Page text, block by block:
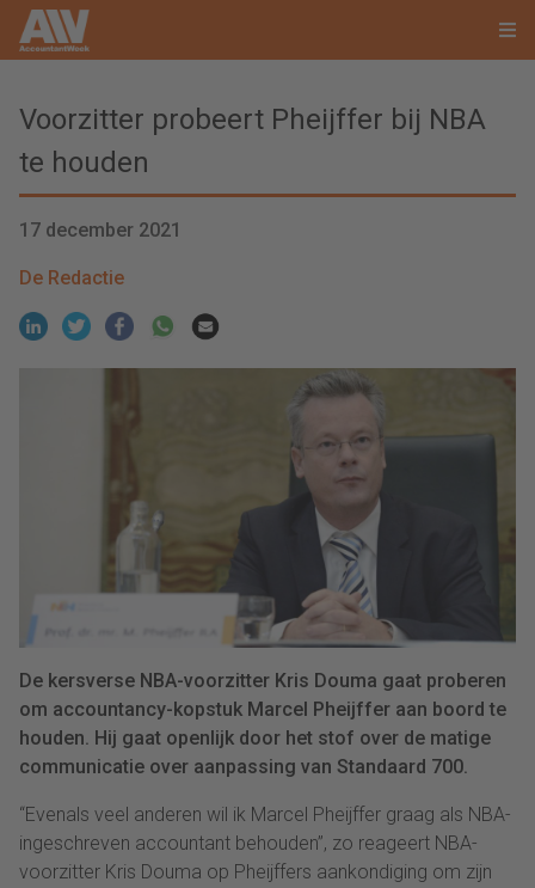
Voorzitter probeert Pheijffer bij NBA
te houden
17 december 2021
De Redactie
De kersverse NBA-voorzitter Kris Douma gaat proberen
om accountancy-kopstuk Marcel Pheijffer aan boord te
houden. Hij gaat openlijk door het stof over de matige
communicatie over aanpassing van Standaard 700.
“Evenals veel anderen wil ik Marcel Pheijffer graag als NBA-
ingeschreven accountant behouden”, zo reageert NBA-
voorzitter Kris Douma op Pheijffers aankondiging om zijn